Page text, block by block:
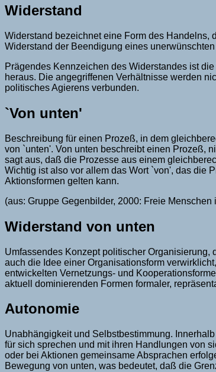
Widerstand
Widerstand bezeichnet eine Form des Handelns,
Widerstand der Beendigung eines
Prägendes Kennzeichen des Widerstandes ist
heraus. Die angegriffenen Verhältnisse werden
politisches Agierens verbunden.
`Von unten'
Beschreibung für einen Prozeß, in dem
von `unten'. Von unten beschreibt einen Prozeß,
sagt aus, daß die Prozesse aus einem
Wichtig ist also vor allem das Wort `von', das die
Aktionsformen gelten kann.
(aus: Gruppe Gegenbilder, 2000: Freie
Widerstand von unten
Umfassendes Konzept politischer
auch die Idee einer Organisationsform
entwickelten Vernetzungs- und
aktuell dominierenden Formen formaler,
Autonomie
Unabhängigkeit und Selbstbestimmung.
für sich sprechen und mit ihren Handlungen von
oder bei Aktionen gemeinsame Absprachen
Bewegung von unten, was bedeutet, daß die